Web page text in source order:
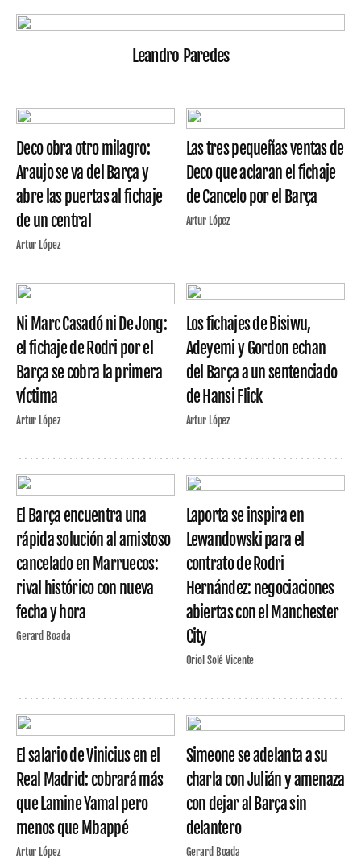
Leandro Paredes
Deco obra otro milagro:
Araujo se va del Barça y
abre las puertas al fichaje
de un central
Artur López
Las tres pequeñas ventas de
Deco que aclaran el fichaje
de Cancelo por el Barça
Artur López
Ni Marc Casadó ni De Jong:
el fichaje de Rodri por el
Barça se cobra la primera
víctima
Artur López
Los fichajes de Bisiwu,
Adeyemi y Gordon echan
del Barça a un sentenciado
de Hansi Flick
Artur López
El Barça encuentra una
rápida solución al amistoso
cancelado en Marruecos:
rival histórico con nueva
fecha y hora
Gerard Boada
Laporta se inspira en
Lewandowski para el
contrato de Rodri
Hernández: negociaciones
abiertas con el Manchester
City
Oriol Solé Vicente
El salario de Vinicius en el
Real Madrid: cobrará más
que Lamine Yamal pero
menos que Mbappé
Artur López
Simeone se adelanta a su
charla con Julián y amenaza
con dejar al Barça sin
delantero
Gerard Boada